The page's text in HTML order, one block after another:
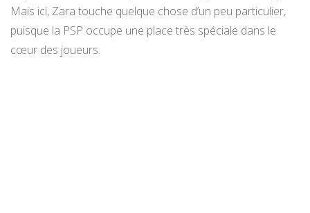
Mais ici, Zara touche quelque chose d’un peu particulier,
puisque la PSP occupe une place très spéciale dans le
cœur des joueurs.